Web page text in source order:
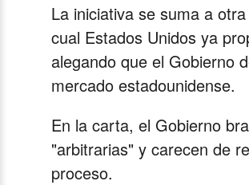
La iniciativa se suma a
cual Estados Unidos ya
alegando que el Gobierno
mercado estadounidense.
En la carta, el Gobierno
"arbitrarias" y carecen de
proceso.